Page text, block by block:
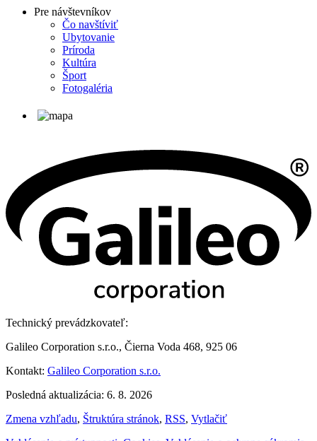
Pre návštevníkov
Čo navštíviť
Ubytovanie
Príroda
Kultúra
Šport
Fotogaléria
Technický prevádzkovateľ:
Galileo Corporation s.r.o., Čierna Voda 468, 925 06
Kontakt: Galileo Corporation s.r.o.
Posledná aktualizácia: 6. 8. 2026
Zmena vzhľadu, Štruktúra stránok, RSS, Vytlačiť